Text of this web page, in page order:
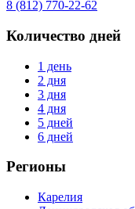
8 (812) 770-22-62
Количество дней
1 день
2 дня
3 дня
4 дня
5 дней
6 дней
Регионы
Карелия